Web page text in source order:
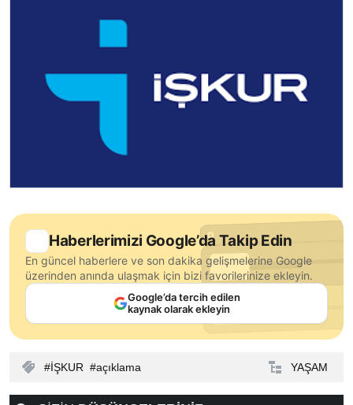
Haberlerimizi Google’da Takip Edin
En güncel haberlere ve son dakika gelişmelerine Google
üzerinden anında ulaşmak için bizi favorilerinize ekleyin.
Google’da tercih edilen
kaynak olarak ekleyin
İŞKUR açıklama YAŞAM